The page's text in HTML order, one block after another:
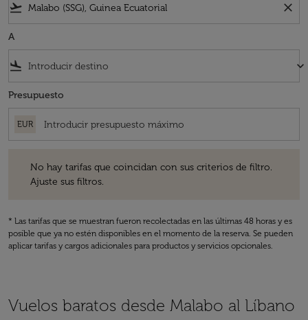
flight_takeoff close
A
flight_land keyboard_arrow_down
Presupuesto
EUR
No hay tarifas que coincidan con sus criterios de filtro.
Ajuste sus filtros.
* Las tarifas que se muestran fueron recolectadas en las últimas 48 horas y es
posible que ya no estén disponibles en el momento de la reserva. Se pueden
aplicar tarifas y cargos adicionales para productos y servicios opcionales.
Vuelos baratos desde Malabo al Líbano